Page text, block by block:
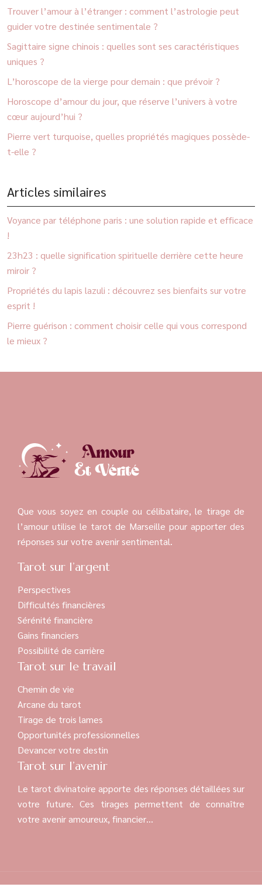
Trouver l’amour à l’étranger : comment l’astrologie peut
guider votre destinée sentimentale ?
Sagittaire signe chinois : quelles sont ses caractéristiques
uniques ?
L’horoscope de la vierge pour demain : que prévoir ?
Horoscope d’amour du jour, que réserve l’univers à votre
cœur aujourd’hui ?
Pierre vert turquoise, quelles propriétés magiques possède-
t-elle ?
Articles similaires
Voyance par téléphone paris : une solution rapide et efficace
!
23h23 : quelle signification spirituelle derrière cette heure
miroir ?
Propriétés du lapis lazuli : découvrez ses bienfaits sur votre
esprit !
Pierre guérison : comment choisir celle qui vous correspond
le mieux ?
Que vous soyez en couple ou célibataire, le tirage de
l’amour utilise le tarot de Marseille pour apporter des
réponses sur votre avenir sentimental.
Tarot sur l’argent
Perspectives
Difficultés financières
Sérénité financière
Gains financiers
Possibilité de carrière
Tarot sur le travail
Chemin de vie
Arcane du tarot
Tirage de trois lames
Opportunités professionnelles
Devancer votre destin
Tarot sur l’avenir
Le tarot divinatoire apporte des réponses détaillées sur
votre future. Ces tirages permettent de connaître
votre avenir amoureux, financier…